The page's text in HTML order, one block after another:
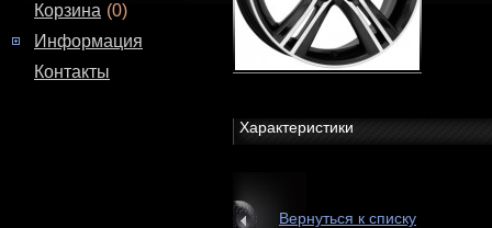
Корзина (0)
Информация
Контакты
Характеристики
Вернуться к списку